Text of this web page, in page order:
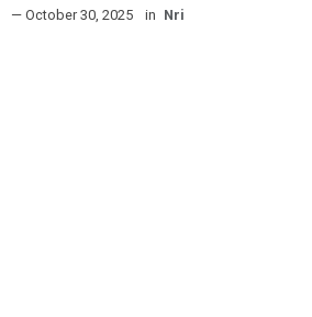
— October 30, 2025 in Nri